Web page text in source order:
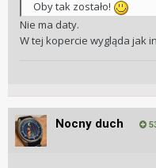
Oby tak zostało!
Nie ma daty.
W tej kopercie wygląda jak
Nocny duch